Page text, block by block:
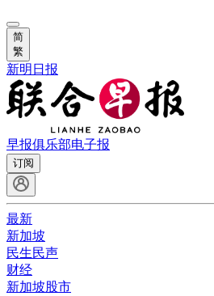
简
繁
新明日报
早报俱乐部电子报
订阅
最新
新加坡
民生民声
财经
新加坡股市